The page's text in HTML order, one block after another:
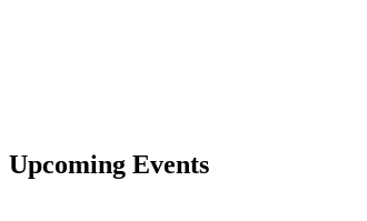
Upcoming Events